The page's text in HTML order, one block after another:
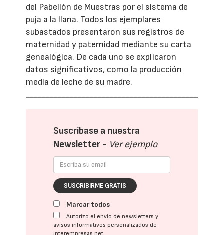
del Pabellón de Muestras por el sistema de
puja a la llana. Todos los ejemplares
subastados presentaron sus registros de
maternidad y paternidad mediante su carta
genealógica. De cada uno se explicaron
datos significativos, como la producción
media de leche de su madre.
Suscríbase a nuestra
Newsletter - Ver ejemplo
SUSCRIBIRME GRATIS
Marcar todos
Autorizo el envío de newsletters y
avisos informativos personalizados de